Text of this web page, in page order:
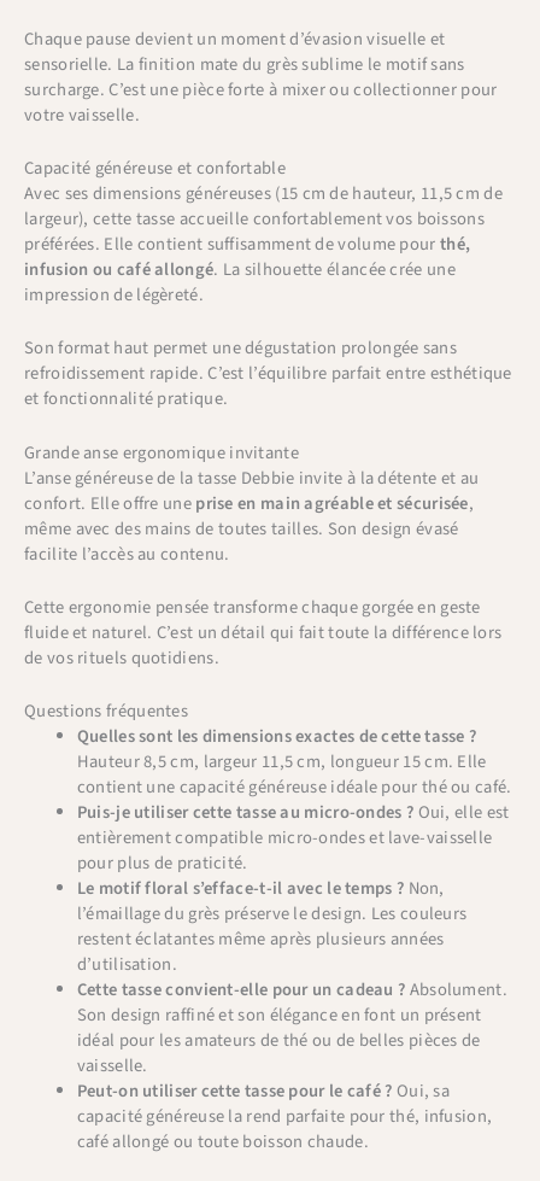
Chaque pause devient un moment d’évasion visuelle et
sensorielle. La finition mate du grès sublime le motif sans
surcharge. C’est une pièce forte à mixer ou collectionner pour
votre vaisselle.
Capacité généreuse et confortable
Avec ses dimensions généreuses (15 cm de hauteur, 11,5 cm de
largeur), cette tasse accueille confortablement vos boissons
préférées. Elle contient suffisamment de volume pourthé,
infusion ou café allongé. La silhouette élancée crée une
impression de légèreté.
Son format haut permet une dégustation prolongée sans
refroidissement rapide. C’est l’équilibre parfait entre esthétique
et fonctionnalité pratique.
Grande anse ergonomique invitante
L’anse généreuse de la tasse Debbie invite à la détente et au
confort. Elle offre uneprise en main agréable et sécurisée,
même avec des mains de toutes tailles. Son design évasé
facilite l’accès au contenu.
Cette ergonomie pensée transforme chaque gorgée en geste
fluide et naturel. C’est un détail qui fait toute la différence lors
de vos rituels quotidiens.
Questions fréquentes
Quelles sont les dimensions exactes de cette tasse ?
Hauteur 8,5 cm, largeur 11,5 cm, longueur 15 cm. Elle
contient une capacité généreuse idéale pour thé ou café.
Puis-je utiliser cette tasse au micro-ondes ?Oui, elle est
entièrement compatible micro-ondes et lave-vaisselle
pour plus de praticité.
Le motif floral s’efface-t-il avec le temps ? Non,
l’émaillage du grès préserve le design. Les couleurs
restent éclatantes même après plusieurs années
d’utilisation.
Cette tasse convient-elle pour un cadeau ?Absolument.
Son design raffiné et son élégance en font un présent
idéal pour les amateurs de thé ou de belles pièces de
vaisselle.
Peut-on utiliser cette tasse pour le café ?Oui, sa
capacité généreuse la rend parfaite pour thé, infusion,
café allongé ou toute boisson chaude.